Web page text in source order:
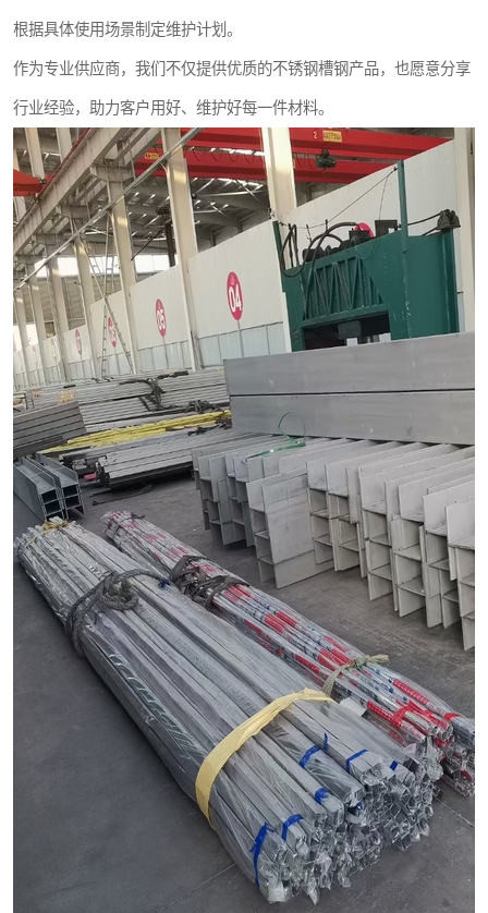
根据具体使用场景制定维护计划。
作为专业供应商，我们不仅提供优质的不锈钢槽钢产品，也愿意分享
行业经验，助力客户用好、维护好每一件材料。